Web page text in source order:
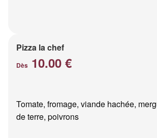
Pizza la chef
Dès 10.00 €
Tomate, fromage, viande hachée,
de terre, poivrons